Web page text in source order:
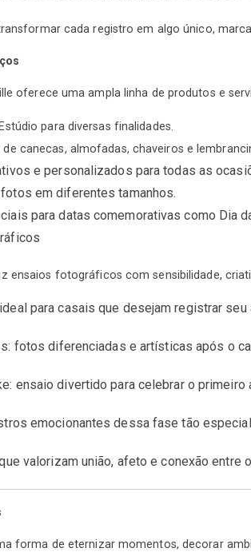
cada registro em algo único,
oferece uma ampla linha de produtos e
para diversas finalidades.
canecas, almofadas, chaveiros e
e personalizados para todas as
em diferentes tamanhos.
para datas comemorativas como Dia
ensaios fotográficos com sensibilidade,
para casais que desejam registrar seu
fotos diferenciadas e artísticas após o
ensaio divertido para celebrar o primeiro
emocionantes dessa fase tão
valorizam união, afeto e conexão entre
forma de eternizar momentos, decorar